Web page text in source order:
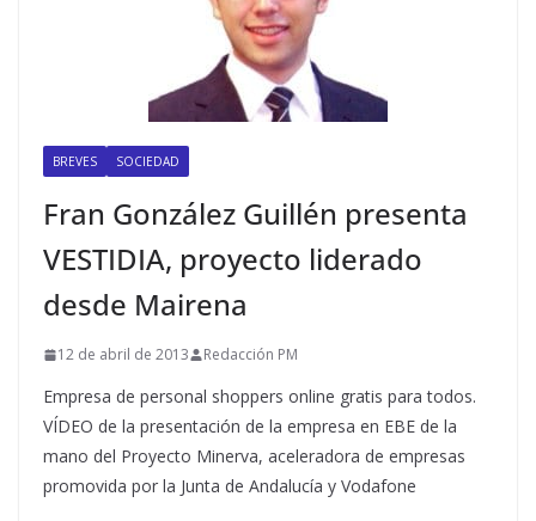
BREVES SOCIEDAD
Fran González Guillén presenta
VESTIDIA, proyecto liderado
desde Mairena
12 de abril de 2013 Redacción PM
Empresa de personal shoppers online gratis para todos.
VÍDEO de la presentación de la empresa en EBE de la
mano del Proyecto Minerva, aceleradora de empresas
promovida por la Junta de Andalucía y Vodafone